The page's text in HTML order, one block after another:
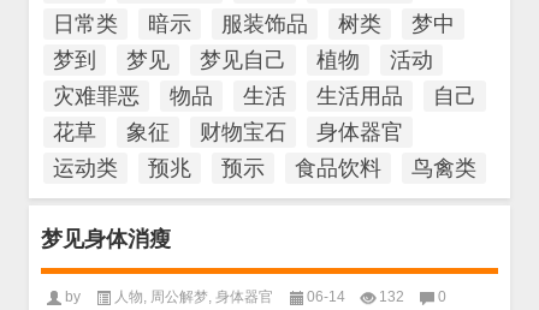
日常类
暗示 服装饰品 树类
梦中
梦到
梦见 梦见自己 植物
活动
灾难罪恶
物品 生活 生活用品
自己
花草
象征 财物宝石
身体器官
运动类
预兆 预示 食品饮料 鸟禽类
梦见身体消瘦
by 人物, 周公解梦, 身体器官 06-14 132 0